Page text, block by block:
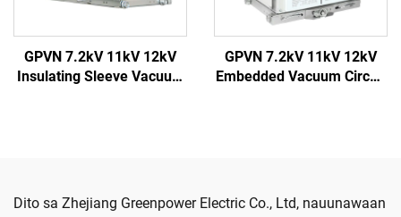
GPVN 7.2kV 11kV 12kV
Insulating Sleeve Vacuum
GPVN 7.2kV 11kV 12kV
Embedded Vacuum Circuit
Dito sa Zhejiang Greenpower Electric Co., Ltd, nauunawaan